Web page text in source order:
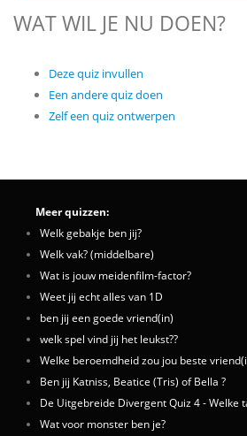
WAT WIL JE NU DOEN?
Deze quiz invullen
Een andere quiz doen
Zelf een quiz ontwerpen
Meer quizzen:
Welk gebakje ben jij?
Welk vak? (middelbare)
Wat is jouw meidenfilm-factor?
Weet jij echt alles van 1D
ben jij een goede vriend(in)
welk spel vind jij het leukst??
Welke beroemdheid zou jou beste
Ben jij Katniss, Beatice (Tris) of Bella ?
De Uitgebreide Divergent Quiz 4 - Welke
Wat voor monster ben je?